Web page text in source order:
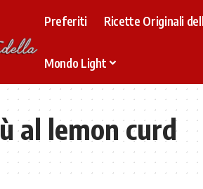
Preferiti Ricette Originali
Mondo Light
al lemon curd